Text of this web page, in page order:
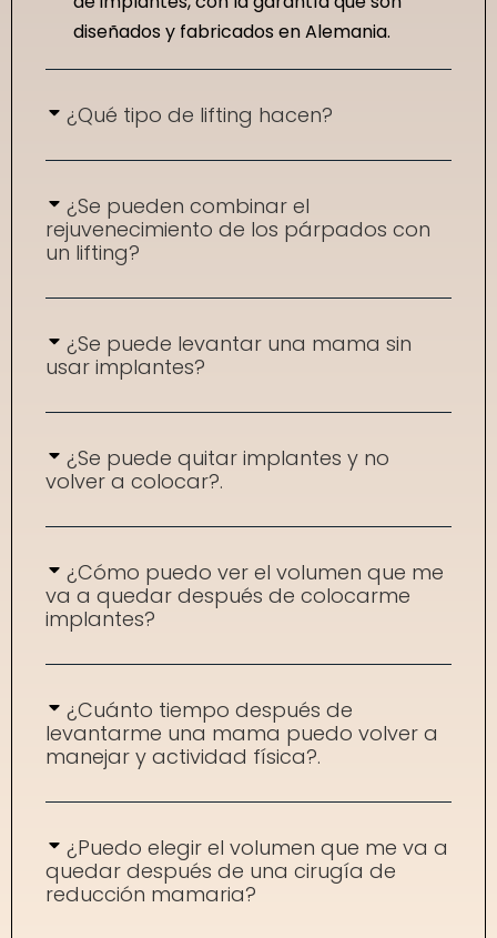
diseñados y fabricados en Alemania.
¿Qué tipo de lifting hacen?
¿Se pueden combinar el
rejuvenecimiento de los párpados con
un lifting?
¿Se puede levantar una mama sin
usar implantes?
¿Se puede quitar implantes y no
volver a colocar?.
¿Cómo puedo ver el volumen que me
va a quedar después de colocarme
implantes?
¿Cuánto tiempo después de
levantarme una mama puedo volver a
manejar y actividad física?.
¿Puedo elegir el volumen que me va a
quedar después de una cirugía de
reducción mamaria?